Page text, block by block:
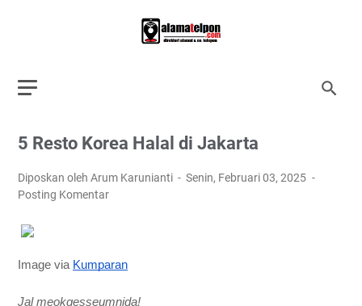
5 Resto Korea Halal di Jakarta
Diposkan oleh Arum Karunianti
Senin, Februari 03, 2025
Posting Komentar
Image via Kumparan
Jal meokgesseumnida!